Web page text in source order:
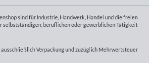
sind für Industrie, Handwerk, Handel und die freien
selbstständigen, beruflichen oder gewerblichen Tätigkeit
Verpackung und zuzüglich Mehrwertsteuer